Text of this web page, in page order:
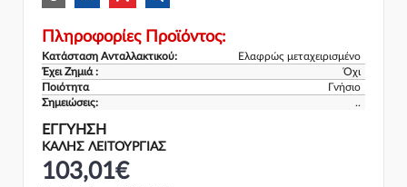
Πληροφορίες Προϊόντος:
Κατάσταση Ανταλλακτικού:
Ελαφρώς μεταχειρισμένο
Έχει Ζημιά :
Όχι
Ποιότητα
Γνήσιο
Σημειώσεις:
..
ΕΓΓΎΗΣΗ
ΚΑΛΗΣ ΛΕΙΤΟΥΡΓΙΑΣ
103,01€